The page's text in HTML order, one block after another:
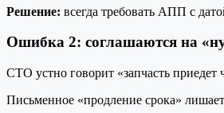
Решение: всегда требовать АПП с
Ошибка 2: соглашаются на
СТО устно говорит «запчасть приедет
Письменное «продление срока»